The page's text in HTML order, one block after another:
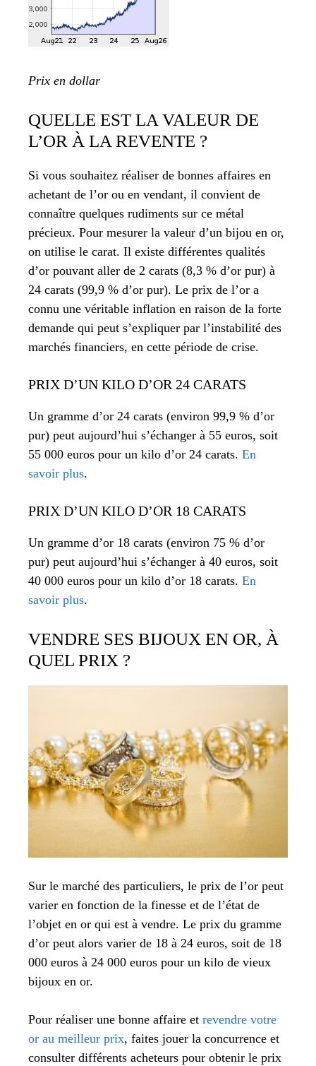
Prix en dollar
QUELLE EST LA VALEUR DE
L’OR À LA REVENTE ?
Si vous souhaitez réaliser de bonnes affaires en
achetant de l’or ou en vendant, il convient de
connaître quelques rudiments sur ce métal
précieux. Pour mesurer la valeur d’un bijou en or,
on utilise le carat. Il existe différentes qualités
d’or pouvant aller de 2 carats (8,3 % d’or pur) à
24 carats (99,9 % d’or pur). Le prix de l’or a
connu une véritable inflation en raison de la forte
demande qui peut s’expliquer par l’instabilité des
marchés financiers, en cette période de crise.
PRIX D’UN KILO D’OR 24 CARATS
Un gramme d’or 24 carats (environ 99,9 % d’or
pur) peut aujourd’hui s’échanger à 55 euros, soit
55 000 euros pour un kilo d’or 24 carats. En
savoir plus.
PRIX D’UN KILO D’OR 18 CARATS
Un gramme d’or 18 carats (environ 75 % d’or
pur) peut aujourd’hui s’échanger à 40 euros, soit
40 000 euros pour un kilo d’or 18 carats. En
savoir plus.
VENDRE SES BIJOUX EN OR, À
QUEL PRIX ?
Sur le marché des particuliers, le prix de l’or peut
varier en fonction de la finesse et de l’état de
l’objet en or qui est à vendre. Le prix du gramme
d’or peut alors varier de 18 à 24 euros, soit de 18
000 euros à 24 000 euros pour un kilo de vieux
bijoux en or.
Pour réaliser une bonne affaire et revendre votre
or au meilleur prix, faites jouer la concurrence et
consulter différents acheteurs pour obtenir le prix